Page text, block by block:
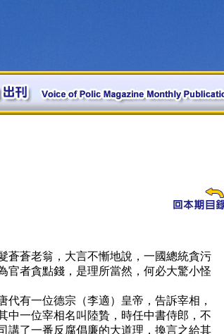
蒼老翁，大言不慚地說，一國總統貪污
官者貪點錢，是理所當然，何必大驚小怪
有一位德宗（李適）皇帝，告訴宰相，
中一位宰相名叫陸贄，時任中書侍郎，不
講了一番反腐倡廉的大道理，換言之給其